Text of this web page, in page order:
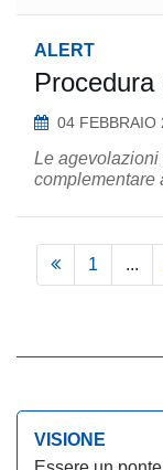
ALERT
04 FEBBRAIO
Le agevolazioni
complementare
1 ...
VISIONE